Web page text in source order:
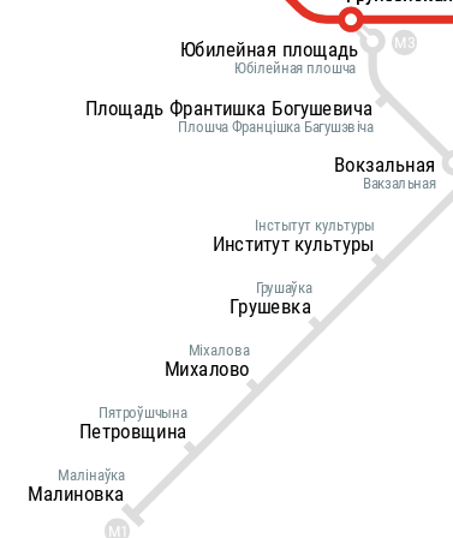
М3
М1
Малиновка
Малiнаўка
Петровщина
Пятроўшчына
Михалово
Міхалова
Грушевка
Грушаўка
Институт культуры
Інстытут культуры
Юбилейная площадь
Юбілейная плошча
Площадь Франтишка Богушевича
Плошча Францішка Багушэвіча
Вокзальная
Вакзальная